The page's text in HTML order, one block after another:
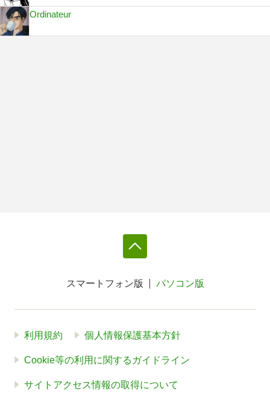
Ordinateur
スマートフォン版 パソコン版
利用規約 個人情報保護基本方針
Cookie等の利用に関するガイドライン
サイトアクセス情報の取得について